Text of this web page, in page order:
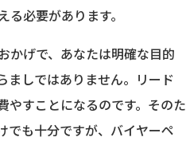
必要があります。
かげで、あなたは明確な目的
ましではありません。リード
やすことになるのです。そのた
でも十分ですが、バイヤーペ